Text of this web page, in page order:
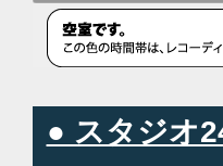
● スタジオ